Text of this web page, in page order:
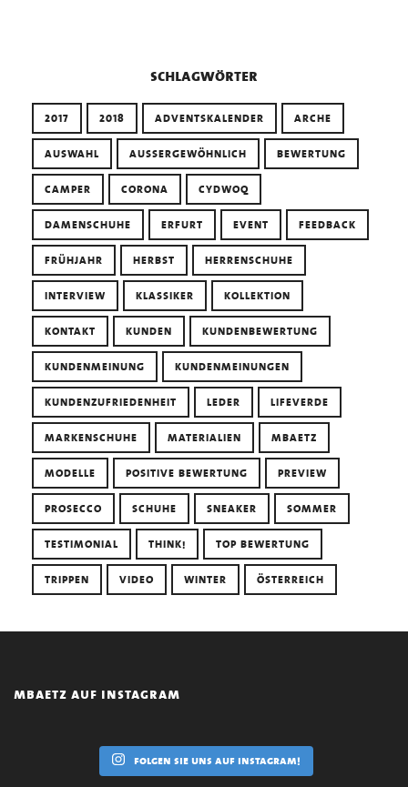
schlagwörter
2017 2018 ADVENTSKALENDER ARCHE
AUSWAHL AUSSERGEWÖHNLICH BEWERTUNG
CAMPER CORONA CYDWOQ
DAMENSCHUHE ERFURT EVENT FEEDBACK
FRÜHJAHR HERBST HERRENSCHUHE
INTERVIEW KLASSIKER KOLLEKTION
KONTAKT KUNDEN KUNDENBEWERTUNG
KUNDENMEINUNG KUNDENMEINUNGEN
KUNDENZUFRIEDENHEIT LEDER LIFEVERDE
MARKENSCHUHE MATERIALIEN MBAETZ
MODELLE POSITIVE BEWERTUNG PREVIEW
PROSECCO SCHUHE SNEAKER SOMMER
TESTIMONIAL THINK! TOP BEWERTUNG
TRIPPEN VIDEO WINTER ÖSTERREICH
mbaetz auf instagram
folgen sie uns auf instagram!